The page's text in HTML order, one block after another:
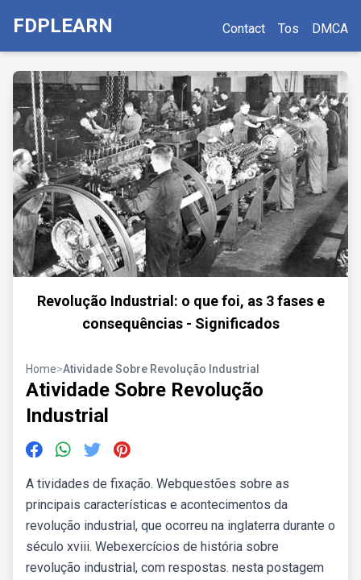
FDPLEARN Contact Tos DMCA
Revolução Industrial: o que foi, as 3 fases e
consequências - Significados
Home>Atividade Sobre Revolução Industrial
Atividade Sobre Revolução
Industrial
A tividades de fixação. Webquestões sobre as
principais características e acontecimentos da
revolução industrial, que ocorreu na inglaterra durante o
século xviii. Webexercícios de história sobre
revolução industrial, com respostas. nesta postagem